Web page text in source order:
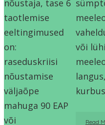
nõustaja, tase 6
taotlemise
eeltingimused
on:
raseduskriisi
nõustamise
väljaõpe
mahuga 90 EAP
või
või
langus,
Read